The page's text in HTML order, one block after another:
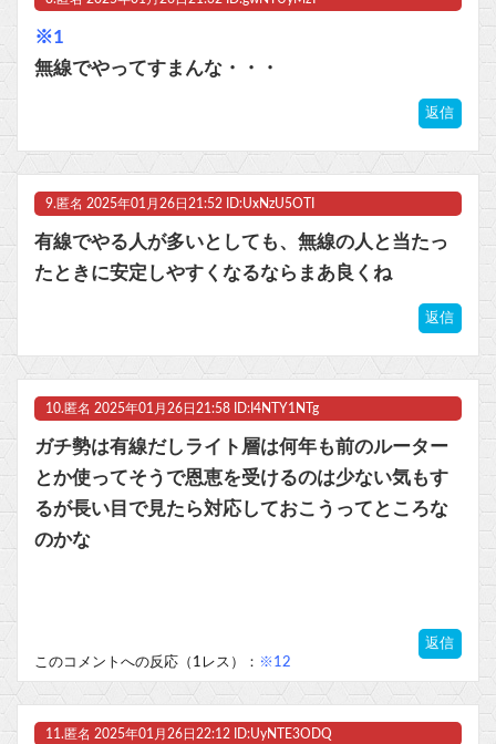
※1
無線でやってすまんな・・・
返信
9. 匿名 2025年01月26日21:52 ID:UxNzU5OTI
有線でやる人が多いとしても、無線の人と当たっ
たときに安定しやすくなるならまあ良くね
返信
10. 匿名 2025年01月26日21:58 ID:I4NTY1NTg
ガチ勢は有線だしライト層は何年も前のルーター
とか使ってそうで恩恵を受けるのは少ない気もす
るが長い目で見たら対応しておこうってところな
のかな
返信
このコメントへの反応（1レス）： ※12
11. 匿名 2025年01月26日22:12 ID:UyNTE3ODQ